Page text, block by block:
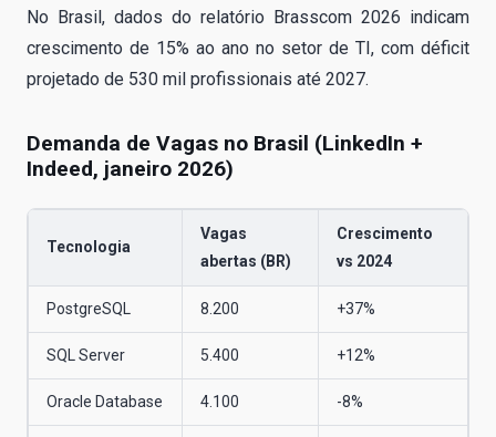
No Brasil, dados do relatório Brasscom 2026 indicam
crescimento de 15% ao ano no setor de TI, com déficit
projetado de 530 mil profissionais até 2027.
Demanda de Vagas no Brasil (LinkedIn +
Indeed, janeiro 2026)
Tecnologia
Vagas
abertas (BR)
Crescimento
vs 2024
PostgreSQL 8.200 +37%
SQL Server 5.400 +12%
Oracle Database 4.100 -8%